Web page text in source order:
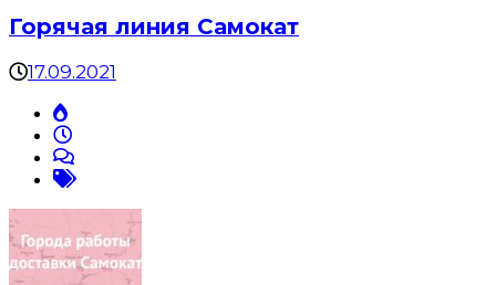
Горячая линия Самокат
17.09.2021